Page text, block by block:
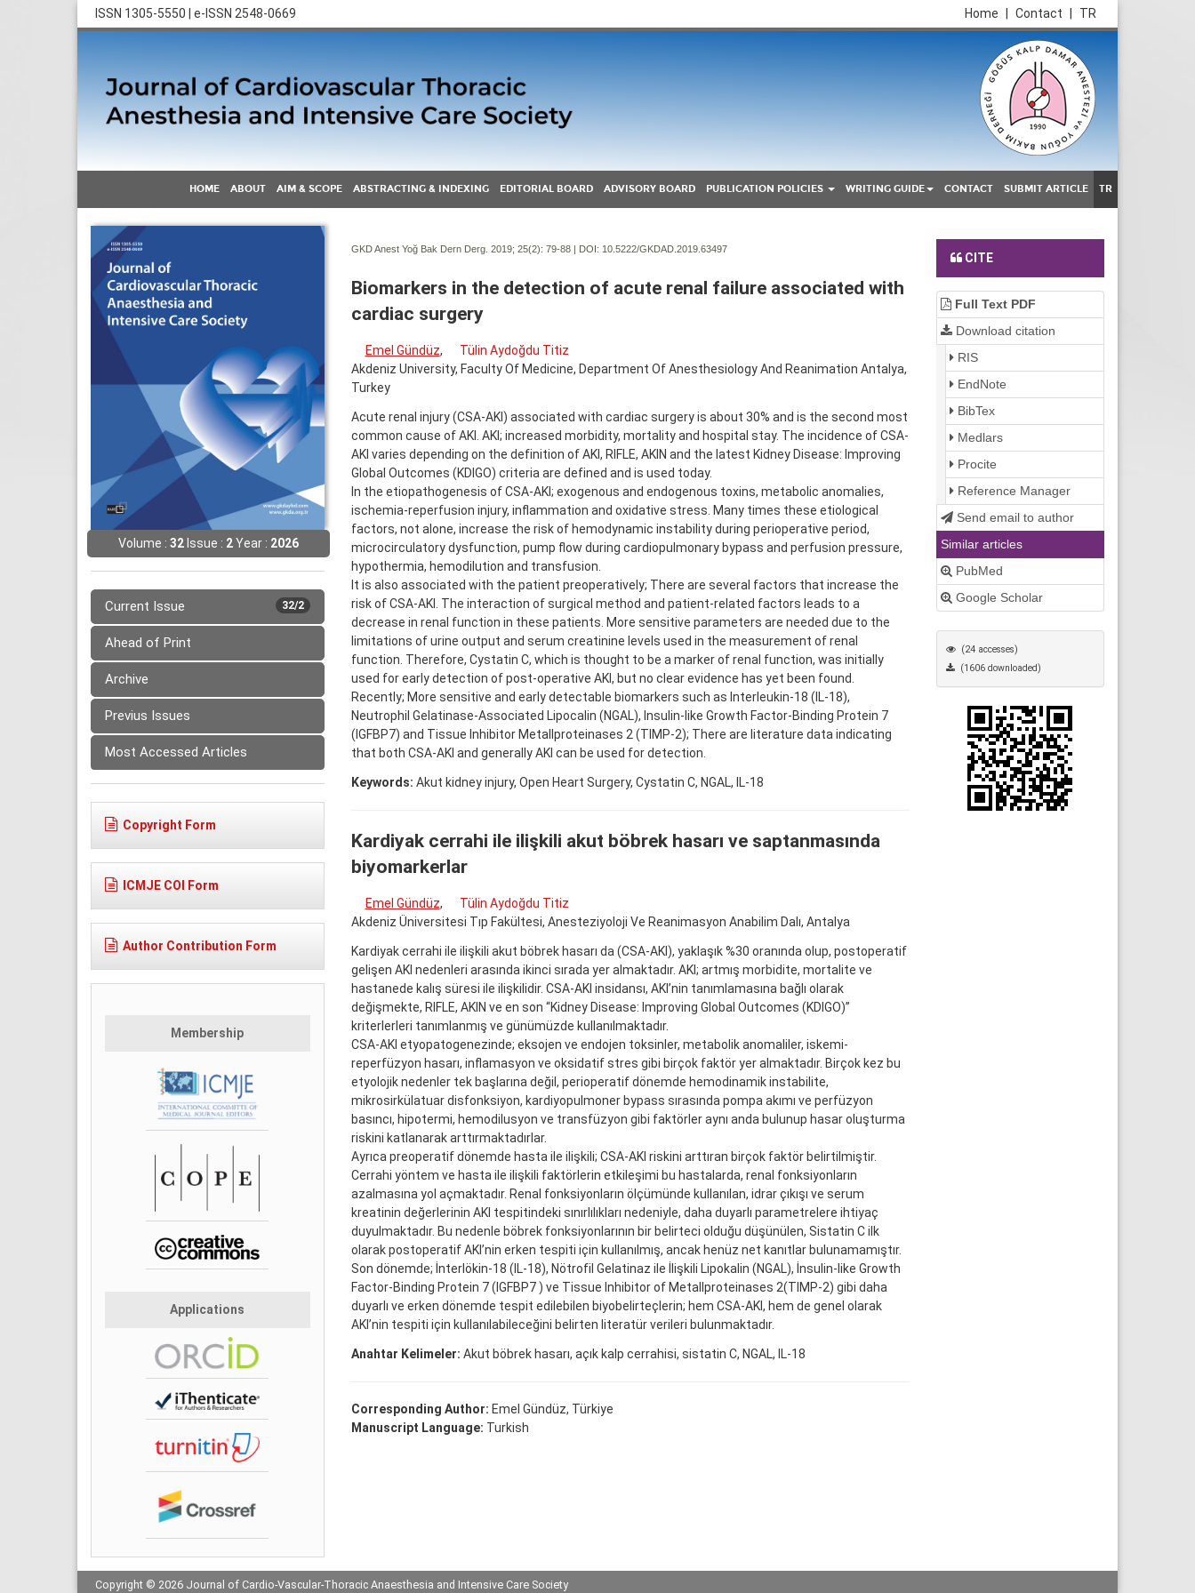
ISSN 1305-5550 | e-ISSN 2548-0669 TR
Contact
Home
HOME ABOUT AIM & SCOPE ABSTRACTING & INDEXING EDITORIAL BOARD ADVISORY BOARD PUBLICATION POLICIES WRITING GUIDE CONTACT SUBMIT ARTICLE TR
Volume : 32Issue : 2Year : 2026
32/2
Current Issue
Ahead of Print
Archive
Previus Issues
Most Accessed Articles
Copyright Form
ICMJE COI Form
Author Contribution Form
Membership
Applications
GKD Anest Yoğ Bak Dern Derg. 2019; 25(2): 79-88 | DOI: 10.5222/GKDAD.2019.63497
Biomarkers in the detection of acute renal failure associated with
cardiac surgery
Emel Gündüz,
Tülin Aydoğdu Titiz
Akdeniz University, Faculty Of Medicine, Department Of Anesthesiology And Reanimation Antalya,
Turkey
Acute renal injury (CSA-AKI) associated with cardiac surgery is about 30% and is the second most
common cause of AKI. AKI; increased morbidity, mortality and hospital stay. The incidence of CSA-
AKI varies depending on the definition of AKI, RIFLE, AKIN and the latest Kidney Disease: Improving
Global Outcomes (KDIGO) criteria are defined and is used today.
In the etiopathogenesis of CSA-AKI; exogenous and endogenous toxins, metabolic anomalies,
ischemia-reperfusion injury, inflammation and oxidative stress. Many times these etiological
factors, not alone, increase the risk of hemodynamic instability during perioperative period,
microcirculatory dysfunction, pump flow during cardiopulmonary bypass and perfusion pressure,
hypothermia, hemodilution and transfusion.
It is also associated with the patient preoperatively; There are several factors that increase the
risk of CSA-AKI. The interaction of surgical method and patient-related factors leads to a
decrease in renal function in these patients. More sensitive parameters are needed due to the
limitations of urine output and serum creatinine levels used in the measurement of renal
function. Therefore, Cystatin C, which is thought to be a marker of renal function, was initially
used for early detection of post-operative AKI, but no clear evidence has yet been found.
Recently; More sensitive and early detectable biomarkers such as Interleukin-18 (IL-18),
Neutrophil Gelatinase-Associated Lipocalin (NGAL), Insulin-like Growth Factor-Binding Protein 7
(IGFBP7) and Tissue Inhibitor Metallproteinases 2 (TIMP-2); There are literature data indicating
that both CSA-AKI and generally AKI can be used for detection.
Keywords: Akut kidney injury, Open Heart Surgery, Cystatin C, NGAL, IL-18
Kardiyak cerrahi ile ilişkili akut böbrek hasarı ve saptanmasında
biyomarkerlar
Emel Gündüz,
Tülin Aydoğdu Titiz
Akdeniz Üniversitesi Tıp Fakültesi, Anesteziyoloji Ve Reanimasyon Anabilim Dalı, Antalya
Kardiyak cerrahi ile ilişkili akut böbrek hasarı da (CSA-AKI), yaklaşık %30 oranında olup, postoperatif
gelişen AKI nedenleri arasında ikinci sırada yer almaktadır. AKI; artmış morbidite, mortalite ve
hastanede kalış süresi ile ilişkilidir. CSA-AKI insidansı, AKI’nin tanımlamasına bağlı olarak
değişmekte, RIFLE, AKIN ve en son “Kidney Disease: Improving Global Outcomes (KDIGO)”
kriterlerleri tanımlanmış ve günümüzde kullanılmaktadır.
CSA-AKI etyopatogenezinde; eksojen ve endojen toksinler, metabolik anomaliler, iskemi-
reperfüzyon hasarı, inflamasyon ve oksidatif stres gibi birçok faktör yer almaktadır. Birçok kez bu
etyolojik nedenler tek başlarına değil, perioperatif dönemde hemodinamik instabilite,
mikrosirkülatuar disfonksiyon, kardiyopulmoner bypass sırasında pompa akımı ve perfüzyon
basıncı, hipotermi, hemodilusyon ve transfüzyon gibi faktörler aynı anda bulunup hasar oluşturma
riskini katlanarak arttırmaktadırlar.
Ayrıca preoperatif dönemde hasta ile ilişkili; CSA-AKI riskini arttıran birçok faktör belirtilmiştir.
Cerrahi yöntem ve hasta ile ilişkili faktörlerin etkileşimi bu hastalarda, renal fonksiyonların
azalmasına yol açmaktadır. Renal fonksiyonların ölçümünde kullanılan, idrar çıkışı ve serum
kreatinin değerlerinin AKI tespitindeki sınırlılıkları nedeniyle, daha duyarlı parametrelere ihtiyaç
duyulmaktadır. Bu nedenle böbrek fonksiyonlarının bir belirteci olduğu düşünülen, Sistatin C ilk
olarak postoperatif AKI’nin erken tespiti için kullanılmış, ancak henüz net kanıtlar bulunamamıştır.
Son dönemde; İnterlökin-18 (IL-18), Nötrofil Gelatinaz ile İlişkili Lipokalin (NGAL), İnsulin-like Growth
Factor-Binding Protein 7 (IGFBP7 ) ve Tissue Inhibitor of Metallproteinases 2(TIMP-2) gibi daha
duyarlı ve erken dönemde tespit edilebilen biyobelirteçlerin; hem CSA-AKI, hem de genel olarak
AKI’nin tespiti için kullanılabileceğini belirten literatür verileri bulunmaktadır.
Anahtar Kelimeler: Akut böbrek hasarı, açık kalp cerrahisi, sistatin C, NGAL, IL-18
Corresponding Author: Emel Gündüz, Türkiye
Manuscript Language: Turkish
CITE
Full Text PDF
Download citation
RIS
EndNote
BibTex
Medlars
Procite
Reference Manager
Send email to author
Similar articles
PubMed
Google Scholar
(24 accesses)
(1606 downloaded)
Copyright © 2026 Journal of Cardio-Vascular-Thoracic Anaesthesia and Intensive Care Society